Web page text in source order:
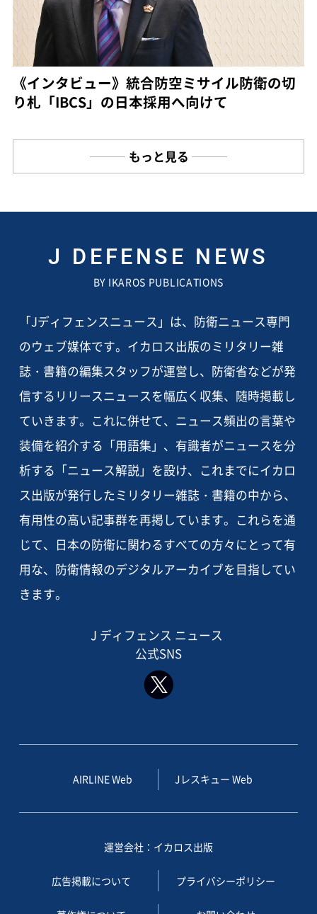
《インタビュー》統合防空ミサイル防衛の切
り札「IBCS」の日本採用へ向けて
もっと見る
J DEFENSE NEWS
BY IKAROS PUBLICATIONS
「Jディフェンスニュース」は、防衛ニュース専門
のウェブ媒体です。イカロス出版のミリタリー雑
誌・書籍の編集スタッフが運営し、防衛省などが発
信するリリースニュースを幅広く収集、随時掲載し
ていきます。これに併せて、ニュース頻出の言葉や
装備を紹介する「用語集」、有識者がニュースを分
析する「ニュース解説」を設け、これまでにイカロ
ス出版が発行したミリタリー雑誌・書籍の中から、
有用性の高い記事群を再掲しています。これらを通
じて、日本の防衛に関わるすべての方々にとって有
用な、防衛情報のデジタルアーカイブを目指してい
きます。
J ディフェンス ニュース
公式SNS
AIRLINE Web Jレスキュー Web
運営会社：イカロス出版
広告掲載について プライバシーポリシー